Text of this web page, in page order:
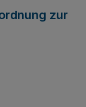
zur